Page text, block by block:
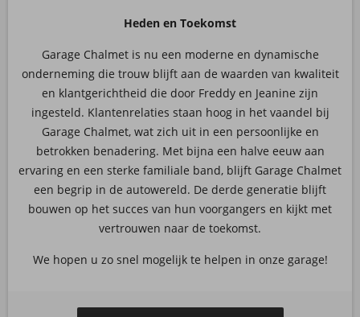
Heden en Toekomst
Garage Chalmet is nu een moderne en dynamische
onderneming die trouw blijft aan de waarden van kwaliteit
en klantgerichtheid die door Freddy en Jeanine zijn
ingesteld. Klantenrelaties staan hoog in het vaandel bij
Garage Chalmet, wat zich uit in een persoonlijke en
betrokken benadering. Met bijna een halve eeuw aan
ervaring en een sterke familiale band, blijft Garage Chalmet
een begrip in de autowereld. De derde generatie blijft
bouwen op het succes van hun voorgangers en kijkt met
vertrouwen naar de toekomst.
We hopen u zo snel mogelijk te helpen in onze garage!